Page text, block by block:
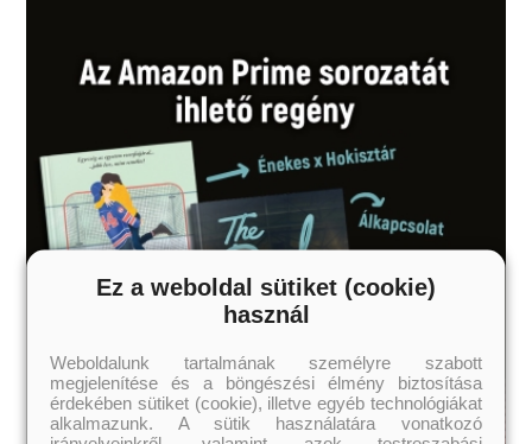
Ez a weboldal sütiket (cookie)
használ
Weboldalunk tartalmának személyre szabott
megjelenítése és a böngészési élmény biztosítása
érdekében sütiket (cookie), illetve egyéb technológiákat
alkalmazunk. A sütik használatára vonatkozó